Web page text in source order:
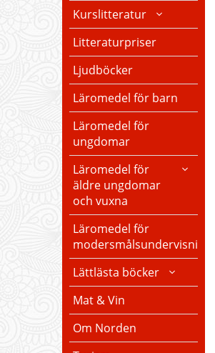
Kurslitteratur
Litteraturpriser
Ljudböcker
Läromedel för barn
Läromedel för
ungdomar
Läromedel för
äldre ungdomar
och vuxna
Läromedel för
modersmålsundervisning
Lättlästa böcker
Mat & Vin
Om Norden